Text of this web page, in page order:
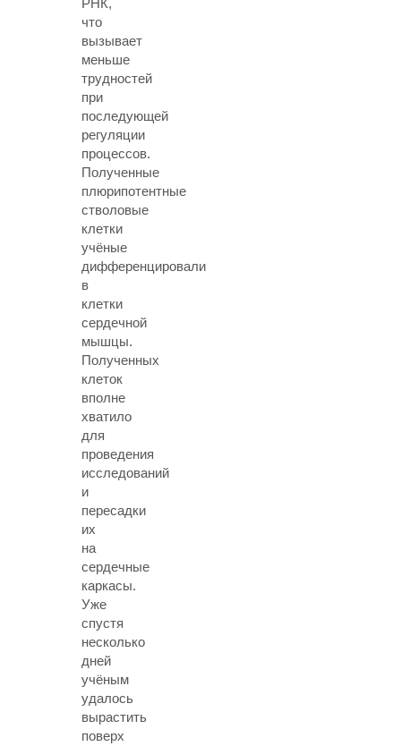
РНК,
что
вызывает
меньше
трудностей
при
последующей
регуляции
процессов.
Полученные
плюрипотентные
стволовые
клетки
учёные
дифференцировали
в
клетки
сердечной
мышцы.
Полученных
клеток
вполне
хватило
для
проведения
исследований
и
пересадки
их
на
сердечные
каркасы.
Уже
спустя
несколько
дней
учёным
удалось
вырастить
поверх